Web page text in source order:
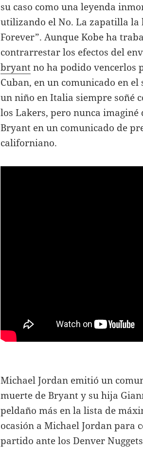
su caso como una leyenda
utilizando el No. La zapatilla la
Forever”. Aunque Kobe ha
contrarrestar los efectos del
bryantno ha podido vencerlos
Cuban, en un comunicado en
un niño en Italia siempre soñé
los Lakers, pero nunca imaginé
Bryant en un comunicado de
californiano.
Michael Jordan emitió un
muerte de Bryant y su hija
peldaño más en la lista de
ocasión a Michael Jordan para
partido ante los Denver